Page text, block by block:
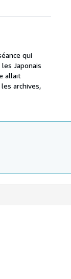
qui
Japonais
allait
archives,